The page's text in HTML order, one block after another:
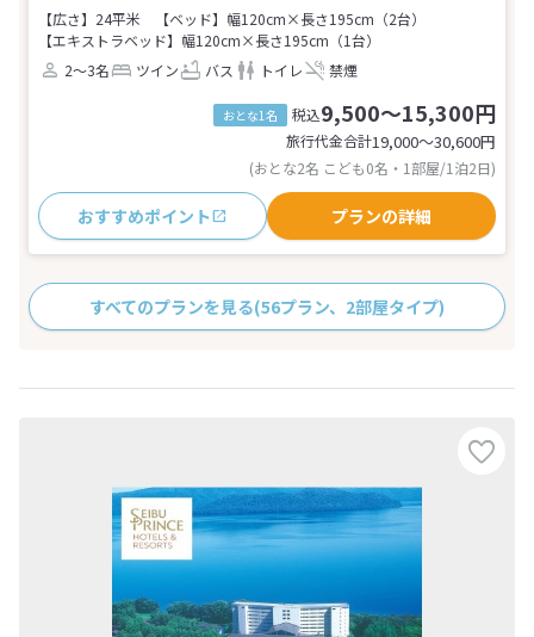
【広さ】24平米
【ベッド】幅120cm×長さ195cm（2台）
【エキストラベッド】幅120cm×長さ195cm（1台）
2～3名
ツイン バス トイレ 禁煙
おとな1名 税込9,500～15,300円
旅行代金合計19,000〜30,600円
(おとな2名 こども0名・1部屋/1泊2日)
おすすめポイント プランの詳細
すべてのプランを見る(56プラン、2部屋タイプ)